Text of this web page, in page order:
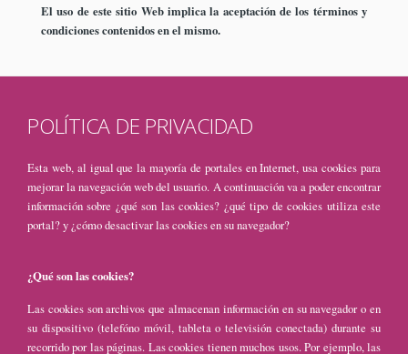
El uso de este sitio Web implica la aceptación de los términos y
condiciones contenidos en el mismo.
POLÍTICA DE PRIVACIDAD
Esta web, al igual que la mayoría de portales en Internet, usa cookies para
mejorar la navegación web del usuario. A continuación va a poder encontrar
información sobre ¿qué son las cookies? ¿qué tipo de cookies utiliza este
portal? y ¿cómo desactivar las cookies en su navegador?
¿Qué son las cookies?
Las cookies son archivos que almacenan información en su navegador o en
su dispositivo (telefóno móvil, tableta o televisión conectada) durante su
recorrido por las páginas. Las cookies tienen muchos usos. Por ejemplo, las